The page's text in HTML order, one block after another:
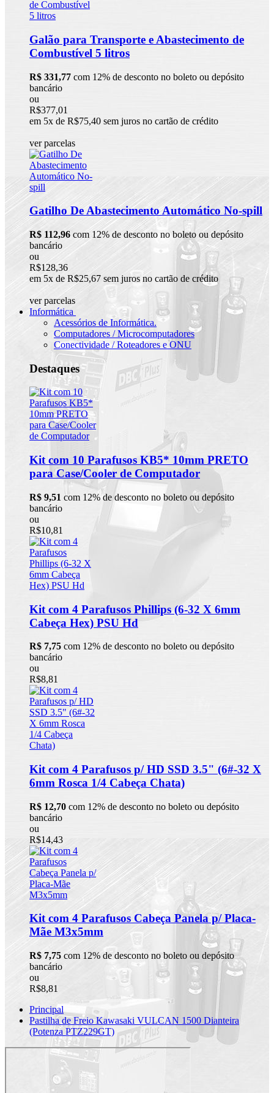
Galão para Transporte e Abastecimento de
Combustível 5 litros
R$ 331,77 com 12% de desconto no boleto ou depósito
bancário
ou
R$377,01
em 5x de R$75,40 sem juros no cartão de crédito
ver parcelas
Gatilho De Abastecimento Automático No-spill
R$ 112,96 com 12% de desconto no boleto ou depósito
bancário
ou
R$128,36
em 5x de R$25,67 sem juros no cartão de crédito
ver parcelas
Informática
Acessórios de Informática.
Computadores / Microcomputadores
Conectividade / Roteadores e ONU
Destaques
Kit com 10 Parafusos KB5* 10mm PRETO
para Case/Cooler de Computador
R$ 9,51 com 12% de desconto no boleto ou depósito
bancário
ou
R$10,81
Kit com 4 Parafusos Phillips (6-32 X 6mm
Cabeça Hex) PSU Hd
R$ 7,75 com 12% de desconto no boleto ou depósito
bancário
ou
R$8,81
Kit com 4 Parafusos p/ HD SSD 3.5" (6#-32 X
6mm Rosca 1/4 Cabeça Chata)
R$ 12,70 com 12% de desconto no boleto ou depósito
bancário
ou
R$14,43
Kit com 4 Parafusos Cabeça Panela p/ Placa-
Mãe M3x5mm
R$ 7,75 com 12% de desconto no boleto ou depósito
bancário
ou
R$8,81
Principal
Pastilha de Freio Kawasaki VULCAN 1500 Dianteira
(Potenza PTZ229GT)